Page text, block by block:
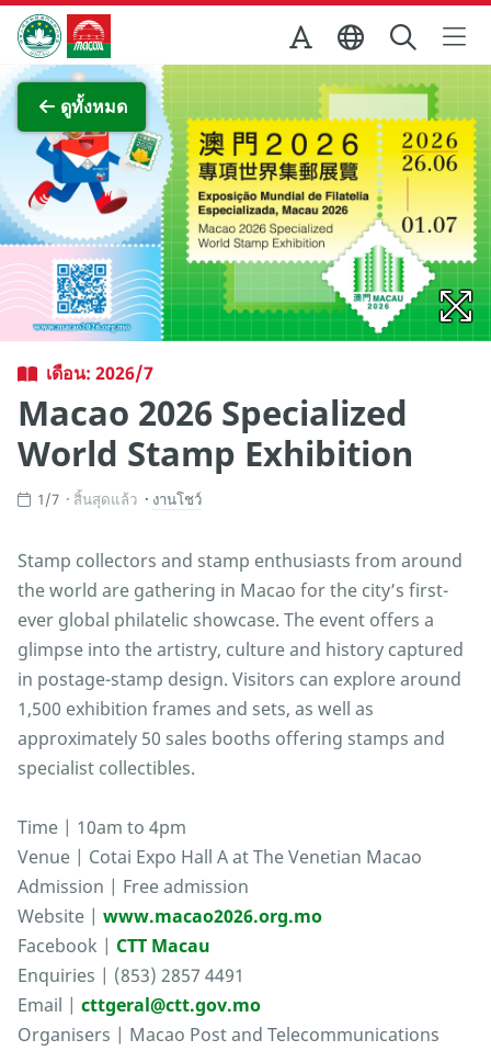
Skip to Main Content
สำนักงานการท่องเที่ยวของรัฐบาลมาเก๊า
ดูทั้งหมด
เดือน: 2026/7
Macao 2026 Specialized
World Stamp Exhibition
1/7 สิ้นสุดแล้ว งานโชว์
Stamp collectors and stamp enthusiasts from around
the world are gathering in Macao for the city’s first-
ever global philatelic showcase. The event offers a
glimpse into the artistry, culture and history captured
in postage-stamp design. Visitors can explore around
1,500 exhibition frames and sets, as well as
approximately 50 sales booths offering stamps and
specialist collectibles.
Time | 10am to 4pm
Venue | Cotai Expo Hall A at The Venetian Macao
Admission | Free admission
Website | www.macao2026.org.mo
Facebook | CTT Macau
Enquiries | (853) 2857 4491
Email | cttgeral@ctt.gov.mo
Organisers | Macao Post and Telecommunications